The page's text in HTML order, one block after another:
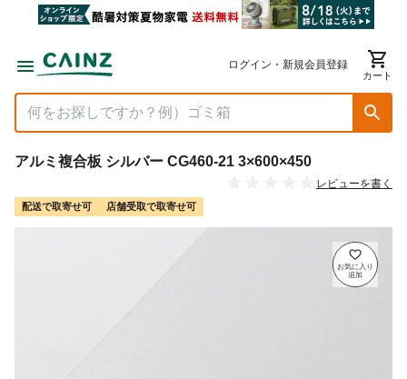
ログイン・新規会員登録
カート
アルミ複合板 シルバー CG460-21 3×600×450
レビューを書く
配送で取寄せ可 店舗受取で取寄せ可